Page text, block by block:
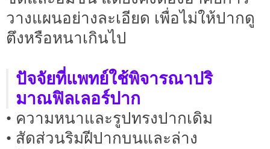
วางแผนอย่างละเอียด เพื่อไม่ให้ปากดู
ตึงหรือหนาเกินไป
ปัจจัยที่แพทย์ใช้พิจารณาปริ
มาณฟิลเลอร์ปาก
• ความหนาและรูปทรงปากเดิม
• สัดส่วนริมฝีปากบนและล่าง